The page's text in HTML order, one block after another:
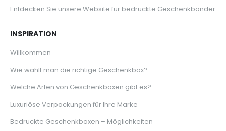
Entdecken Sie unsere Website für bedruckte Geschenkbänder
INSPIRATION
Willkommen
Wie wählt man die richtige Geschenkbox?
Welche Arten von Geschenkboxen gibt es?
Luxuriöse Verpackungen für Ihre Marke
Bedruckte Geschenkboxen – Möglichkeiten